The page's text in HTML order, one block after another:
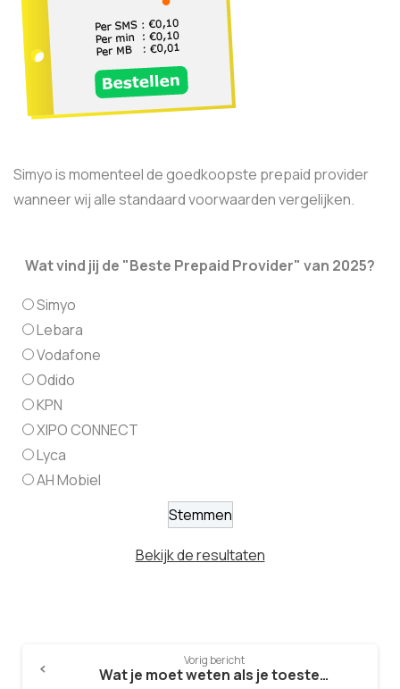
Simyo is momenteel de goedkoopste prepaid provider
wanneer wij alle standaard voorwaarden vergelijken.
Wat vind jij de "Beste Prepaid Provider" van 2025?
Simyo
Lebara
Vodafone
Odido
KPN
XIPO CONNECT
Lyca
AH Mobiel
Bekijk de resultaten
Vorig bericht
Wat je moet weten als je toestel het ineens niet meer doet